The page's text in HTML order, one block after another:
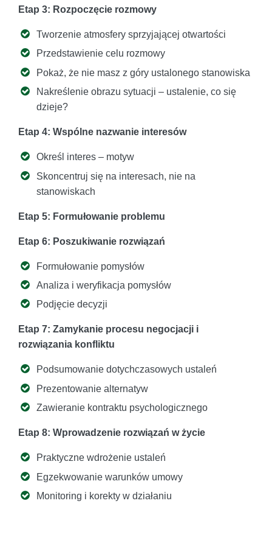
Etap 3: Rozpoczęcie rozmowy
Tworzenie atmosfery sprzyjającej otwartości
Przedstawienie celu rozmowy
Pokaż, że nie masz z góry ustalonego stanowiska
Nakreślenie obrazu sytuacji – ustalenie, co się
dzieje?
Etap 4: Wspólne nazwanie interesów
Określ interes – motyw
Skoncentruj się na interesach, nie na
stanowiskach
Etap 5: Formułowanie problemu
Etap 6: Poszukiwanie rozwiązań
Formułowanie pomysłów
Analiza i weryfikacja pomysłów
Podjęcie decyzji
Etap 7: Zamykanie procesu negocjacji i
rozwiązania konfliktu
Podsumowanie dotychczasowych ustaleń
Prezentowanie alternatyw
Zawieranie kontraktu psychologicznego
Etap 8: Wprowadzenie rozwiązań w życie
Praktyczne wdrożenie ustaleń
Egzekwowanie warunków umowy
Monitoring i korekty w działaniu